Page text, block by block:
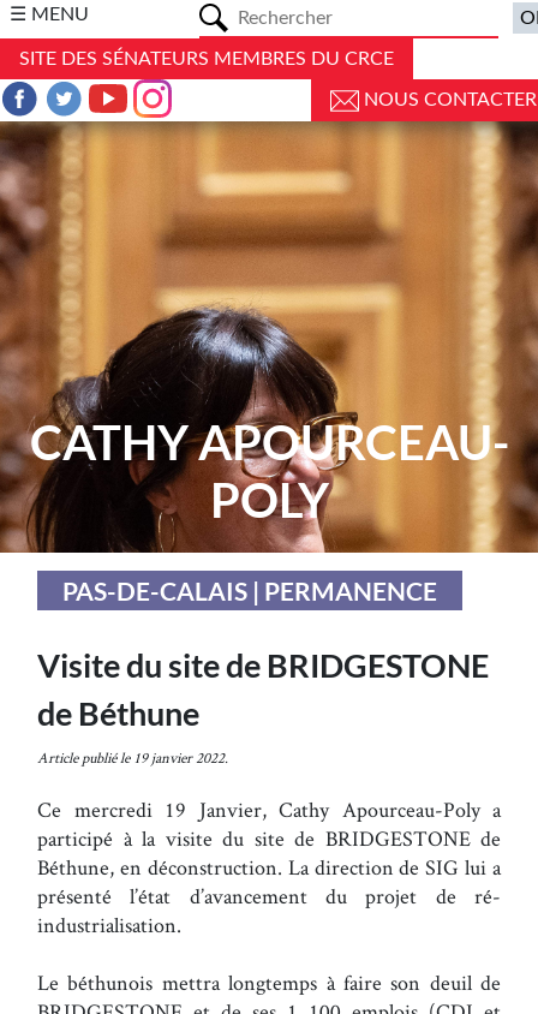
☰ MENU
SITE DES SÉNATEURS MEMBRES DU CRCE
NOUS CONTACTER
CATHY APOURCEAU-
POLY
PAS-DE-CALAIS | PERMANENCE
Visite du site de BRIDGESTONE
de Béthune
Article publié le 19 janvier 2022.
Ce mercredi 19 Janvier, Cathy Apourceau-Poly a
participé à la visite du site de BRIDGESTONE de
Béthune, en déconstruction. La direction de SIG lui a
présenté l’état d’avancement du projet de ré-
industrialisation.
Le béthunois mettra longtemps à faire son deuil de